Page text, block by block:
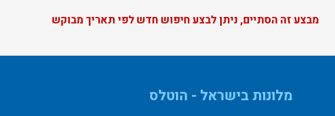
מבצע זה הסתיים, ניתן לבצע חיפוש חדש לפי תאריך מבוקש
מלונות בישראל - הוטלס